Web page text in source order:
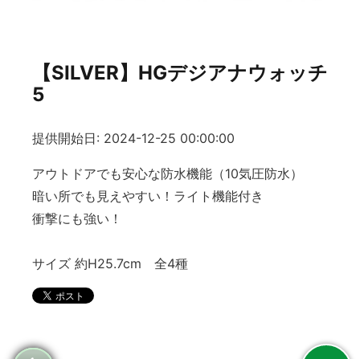
【SILVER】HGデジアナウォッチ
5
提供開始日: 2024-12-25 00:00:00
アウトドアでも安心な防水機能（10気圧防水）
暗い所でも見えやすい！ライト機能付き
衝撃にも強い！
サイズ 約H25.7cm 全4種